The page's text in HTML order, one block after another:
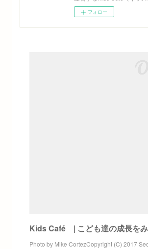
フォロー
Photo by Mike CortezCopyright (C) 2017